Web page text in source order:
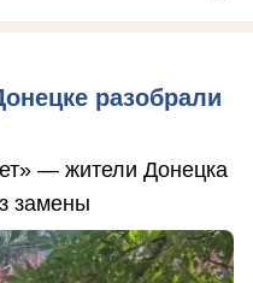
разобрали
— жители Донецка
замены